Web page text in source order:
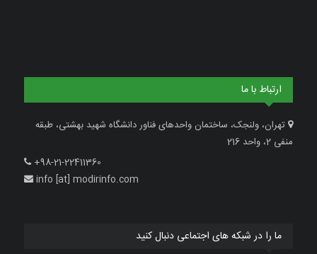
ارتباط با ما
تهران، ولنجک، ساختمان واحدهای فناور دانشگاه شهید بهشتی، طبقه
منفی 2، واحد 216
+98-21-22411360
info [at] modirinfo.com
ما را در شبکه های اجتماعی دنبال کنید